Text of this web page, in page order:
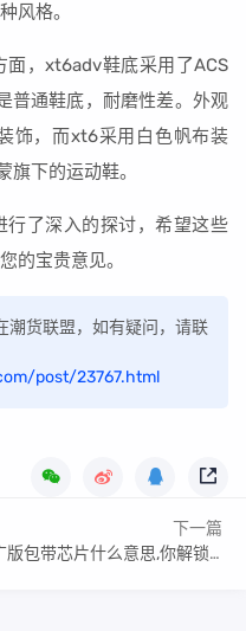
风格。
，xt6adv鞋底采用了ACS
普通鞋底，耐磨性差。外观
饰，而xt6采用白色帆布装
下的运动鞋。
了深入的探讨，希望这些
的宝贵意见。
潮货联盟，如有疑问，请联
post/23767.html
下一篇
版包带芯片什么意思,你解锁了哪几个